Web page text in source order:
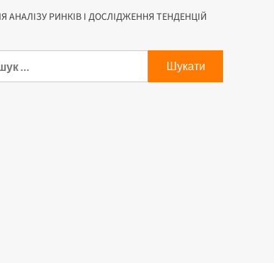
АНАЛІЗУ РИНКІВ І ДОСЛІДЖЕННЯ ТЕНДЕНЦІЙ